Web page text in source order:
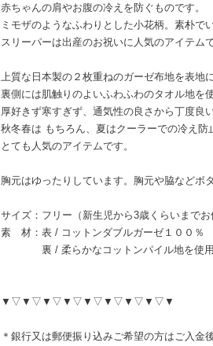
赤ちゃんの肩やお腹の冷えを防ぐものです。
ミモザのようなふわりとした小花柄。素朴で
スリーパーは出産のお祝いに人気のアイテムで
上質な日本製の２枚重ねのガーゼ布地を表地に
裏側には肌触りのよいふわふわのタオル地を
厚好きず寒すぎず、通気性の良さから丁度良
秋冬春は もちろん、夏はクーラーでの冷え防
とても人気のアイテムです。
胸元はゆったりしています。胸元や脇などボ
サイズ：フリー（新生児から3歳くらいまでお
素 材：表 / コットンダブルガーゼ１００％
裏 / 柔らかなコットンパイル地を使用
▼▽▼▽▼▽▼▽▼▽▼▽▼▽▼▽▼
＊銀行又は郵便振り込みご希望の方はご入金